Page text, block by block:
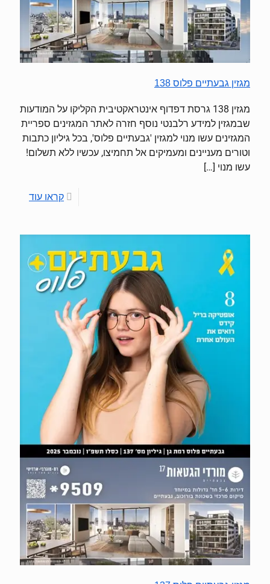
מגזין גבעתיים פלוס 138
מגזין 138 גרסת דפדוף אינטראקטיבית הקליקו על המודעות
שבמגזין למידע רלבנטי נוסף חזרה לאתר המגזינים ספריית
המגזינים עשו מנוי למגזין 'גבעתיים פלוס', בכל גיליון כתבות
וטורים מעניינים ומעמיקים אל תחמיצו, עכשיו ללא תשלום!
עשו מנוי […]
קראו עוד